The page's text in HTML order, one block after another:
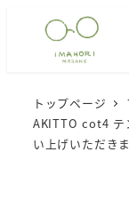
トップページ
AKITTO cot4 テ
い上げいただき